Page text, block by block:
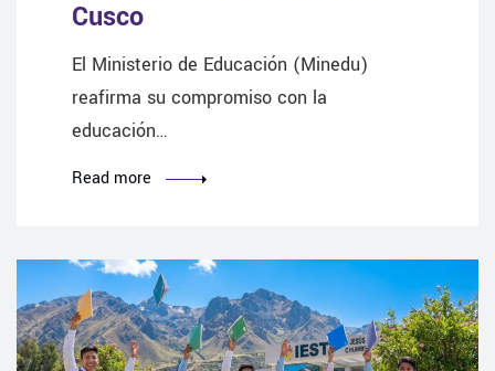
Cusco
El Ministerio de Educación (Minedu)
reafirma su compromiso con la
educación…
Read more